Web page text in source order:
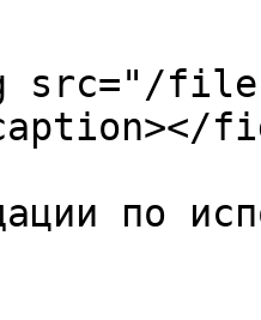
src="/files/
по